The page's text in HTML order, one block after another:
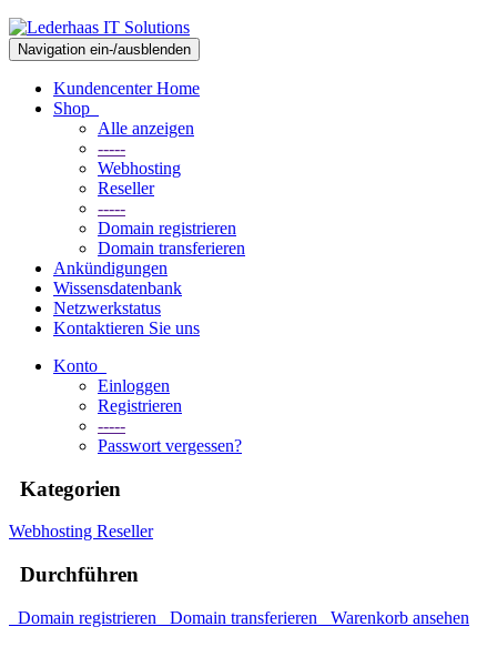
Navigation ein-/ausblenden
Kundencenter Home
Shop
Alle anzeigen
-----
Webhosting
Reseller
-----
Domain registrieren
Domain transferieren
Ankündigungen
Wissensdatenbank
Netzwerkstatus
Kontaktieren Sie uns
Konto
Einloggen
Registrieren
-----
Passwort vergessen?
Kategorien
Webhosting Reseller
Durchführen
Domain registrieren Domain transferieren Warenkorb ansehen